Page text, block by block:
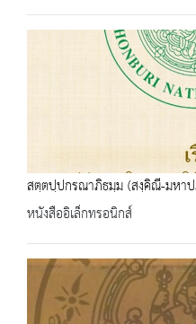
สตฺตปฺปกรณาภิธมฺม (สงฺคิณี-มหา
หนังสืออิเล็กทรอนิกส์